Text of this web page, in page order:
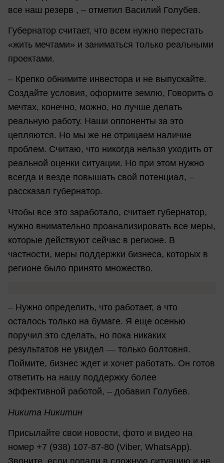
все наш резерв , – отметил Василий Голубев.
Губернатор считает, что всем нужно перестать
«жить мечтами» и заниматься только реальными
проектами.
– Крепко обнимите инвестора и не выпускайте.
Создайте условия, оформите землю, Говорить о
мечтах, конечно, можно, но лучше делать
реальную работу. Наши оппоненты за это
цепляются. Но мы же не отрицаем наличие
проблем. Считаю, что никогда нельзя уходить от
реальной оценки ситуации. Но при этом нужно
всегда и везде повышать свой потенциал, –
рассказал губернатор.
Чтобы все это заработало, считает губернатор,
нужно внимательно проанализировать все меры,
которые действуют сейчас в регионе. В
частности, меры поддержки бизнеса, которых в
регионе было принято множество.
– Нужно определить, что работает, а что
осталось только на бумаге. Я еще осенью
поручил это сделать, но пока никаких
результатов не увидел — только болтовня.
Поймите, бизнес ждет и хочет работать. Он готов
ответить на нашу поддержку более
эффективной работой, – добавил Голубев.
Никита Никитин
Присылайте свои новости, фото и видео на
номер +7 (938) 107-87-80 (Viber, WhatsApp).
Звоните, если попали в сложную ситуацию и не